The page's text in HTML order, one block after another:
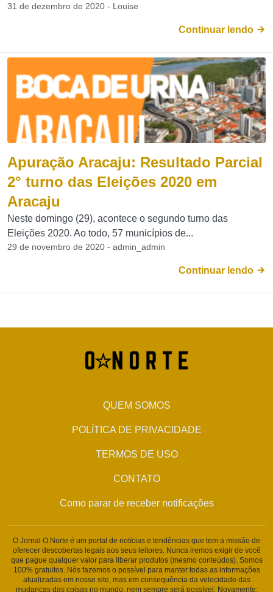
31 de dezembro de 2020 - Louise
Continuar lendo
Apuração Aracaju: Resultado Parcial
2° turno das Eleições 2020 em
Aracaju
Neste domingo (29), acontece o segundo turno das
Eleições 2020. Ao todo, 57 municípios de...
29 de novembro de 2020 - admin_admin
Continuar lendo
QUEM SOMOS
POLÍTICA DE PRIVACIDADE
TERMOS DE USO
CONTATO
Como parar de receber notificações
O Jornal O Norte é um portal de notícias e tendências que tem a missão de
oferecer descobertas legais aos seus leitores. Nunca iremos exigir de você
que pague qualquer valor para liberar produtos (mesmo conteúdos). Somos
100% gratuitos. Nós fazemos o possível para manter todas as informações
atualizadas em nosso site, mas em consequência da velocidade das
mudanças das coisas no mundo, nem sempre será possível. Novamente: